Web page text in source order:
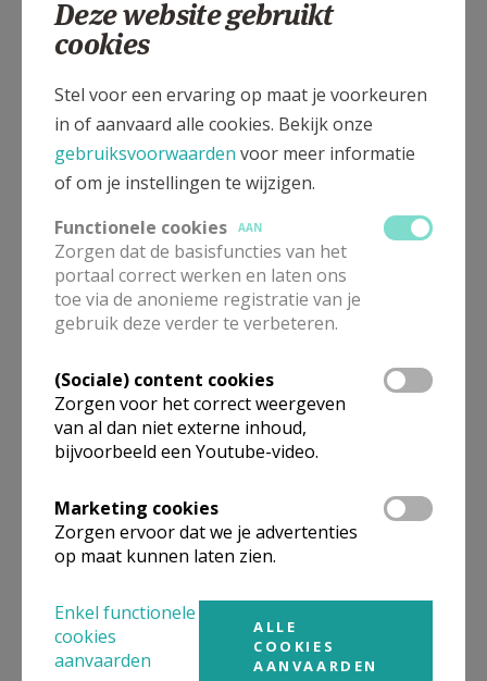
Ten Ede Dorp, 9230 Wetteren
In deze kerk vinden geen weekendvieringen plaats. Via de
onderstaande lijst kan je het aanbod van kerken in de buurt
raadplegen.
Niet gevonden wat je zocht? Hier vind je
links naar kerken, eventueel van andere
Kerken in of nabij
Wetteren
Deze website gebruikt
cookies
Stel voor een ervaring op maat je voorkeuren
in of aanvaard alle cookies. Bekijk onze
gebruiksvoorwaarden voor meer informatie
of om je instellingen te wijzigen.
Functionele cookies
AAN
Zorgen dat de basisfuncties van het
portaal correct werken en laten ons
toe via de anonieme registratie van je
gebruik deze verder te verbeteren.
(Sociale) content cookies
Zorgen voor het correct weergeven
van al dan niet externe inhoud,
bijvoorbeeld een Youtube-video.
Marketing cookies
Zorgen ervoor dat we je advertenties
op maat kunnen laten zien.
Enkel functionele
cookies
aanvaarden
ALLE
COOKIES
AANVAARDEN